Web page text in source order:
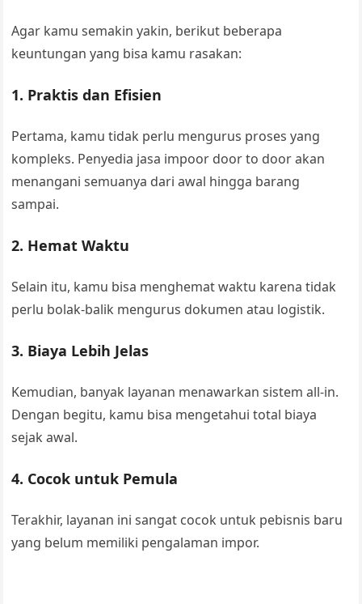
Agar kamu semakin yakin, berikut beberapa
keuntungan yang bisa kamu rasakan:
1. Praktis dan Efisien
Pertama, kamu tidak perlu mengurus proses yang
kompleks. Penyedia jasa impoor door to door akan
menangani semuanya dari awal hingga barang
sampai.
2. Hemat Waktu
Selain itu, kamu bisa menghemat waktu karena tidak
perlu bolak-balik mengurus dokumen atau logistik.
3. Biaya Lebih Jelas
Kemudian, banyak layanan menawarkan sistem all-in.
Dengan begitu, kamu bisa mengetahui total biaya
sejak awal.
4. Cocok untuk Pemula
Terakhir, layanan ini sangat cocok untuk pebisnis baru
yang belum memiliki pengalaman impor.